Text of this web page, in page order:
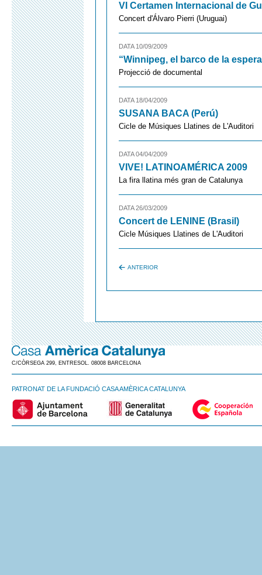
VI Certamen Internacional de
Concert d'Álvaro Pierri (Uruguai)
DATA 10/09/2009
“Winnipeg, el barco de la
Projecció de documental
DATA 18/04/2009
SUSANA BACA (Perú)
Cicle de Músiques Llatines de L'Auditori
DATA 04/04/2009
VIVE! LATINOAMÉRICA 2009
La fira llatina més gran de Catalunya
DATA 26/03/2009
Concert de LENINE (Brasil)
Cicle Músiques Llatines de L'Auditori
ANTERIOR
C/CÒRSEGA 299, ENTRESOL. 08008 BARCELONA
PATRONAT DE LA FUNDACIÓ CASA AMÈRICA CATALUNYA